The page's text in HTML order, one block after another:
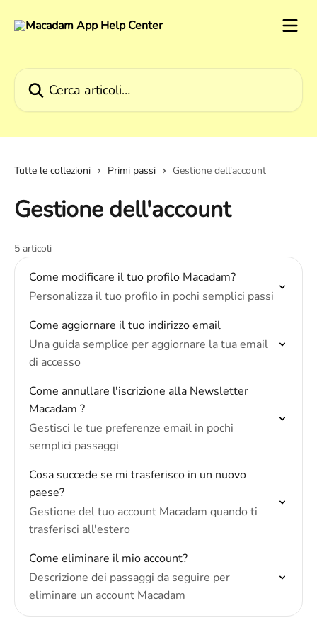
Tutte le collezioni Primi passi Gestione dell'account
Gestione dell'account
5 articoli
Come modificare il tuo profilo Macadam?
Personalizza il tuo profilo in pochi semplici passi
Come aggiornare il tuo indirizzo email
Una guida semplice per aggiornare la tua email
di accesso
Come annullare l'iscrizione alla Newsletter
Macadam ?
Gestisci le tue preferenze email in pochi
semplici passaggi
Cosa succede se mi trasferisco in un nuovo
paese?
Gestione del tuo account Macadam quando ti
trasferisci all'estero
Come eliminare il mio account?
Descrizione dei passaggi da seguire per
eliminare un account Macadam